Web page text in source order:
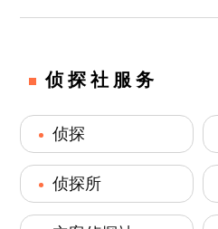
侦探社服务
侦探
侦探所